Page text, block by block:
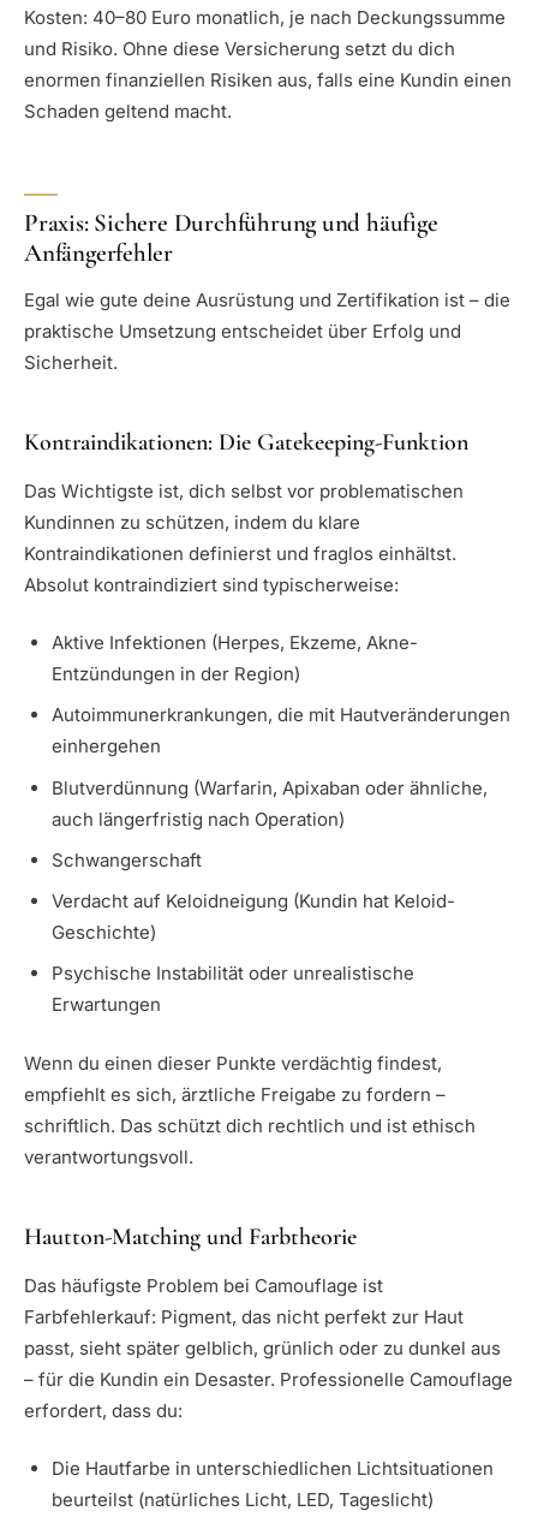
Kosten: 40–80 Euro monatlich, je nach Deckungssumme
und Risiko. Ohne diese Versicherung setzt du dich
enormen finanziellen Risiken aus, falls eine Kundin einen
Schaden geltend macht.
Praxis: Sichere Durchführung und häufige
Anfängerfehler
Egal wie gute deine Ausrüstung und Zertifikation ist – die
praktische Umsetzung entscheidet über Erfolg und
Sicherheit.
Kontraindikationen: Die Gatekeeping-Funktion
Das Wichtigste ist, dich selbst vor problematischen
Kundinnen zu schützen, indem du klare
Kontraindikationen definierst und fraglos einhältst.
Absolut kontraindiziert sind typischerweise:
Aktive Infektionen (Herpes, Ekzeme, Akne-
Entzündungen in der Region)
Autoimmunerkrankungen, die mit Hautveränderungen
einhergehen
Blutverdünnung (Warfarin, Apixaban oder ähnliche,
auch längerfristig nach Operation)
Schwangerschaft
Verdacht auf Keloidneigung (Kundin hat Keloid-
Geschichte)
Psychische Instabilität oder unrealistische
Erwartungen
Wenn du einen dieser Punkte verdächtig findest,
empfiehlt es sich, ärztliche Freigabe zu fordern –
schriftlich. Das schützt dich rechtlich und ist ethisch
verantwortungsvoll.
Hautton-Matching und Farbtheorie
Das häufigste Problem bei Camouflage ist
Farbfehlerkauf: Pigment, das nicht perfekt zur Haut
passt, sieht später gelblich, grünlich oder zu dunkel aus
– für die Kundin ein Desaster. Professionelle Camouflage
erfordert, dass du:
Die Hautfarbe in unterschiedlichen Lichtsituationen
beurteilst (natürliches Licht, LED, Tageslicht)